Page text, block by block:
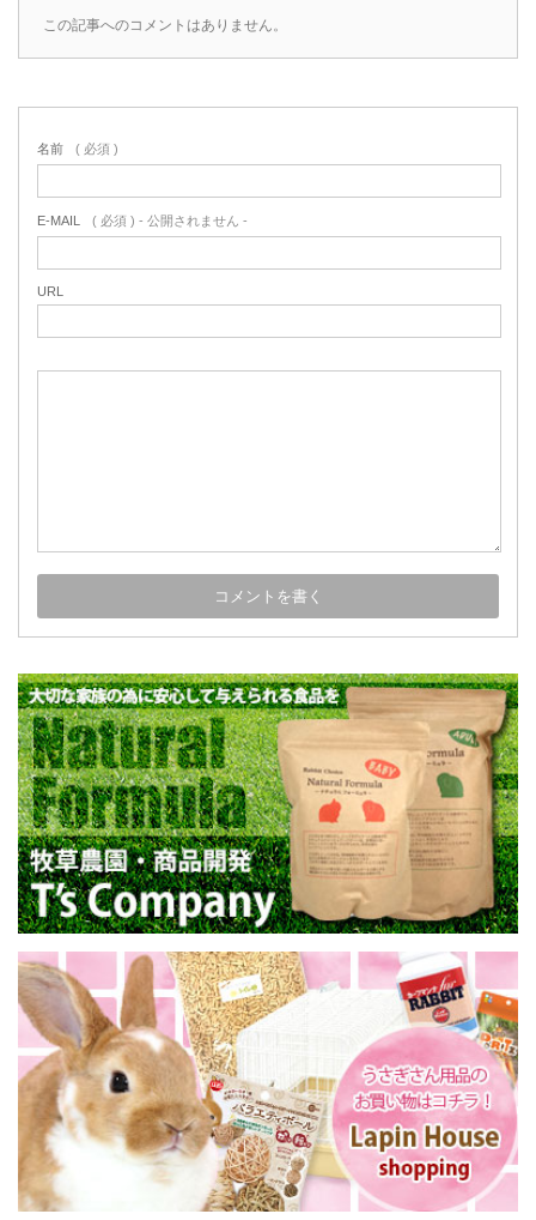
この記事へのコメントはありません。
名前 ( 必須 )
E-MAIL ( 必須 ) - 公開されません -
URL